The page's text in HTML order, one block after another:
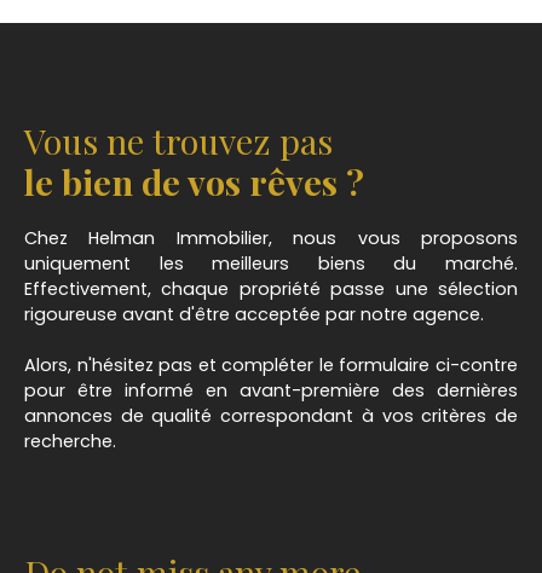
Vous ne trouvez pas
le bien de vos rêves ?
Chez Helman Immobilier, nous vous proposons
uniquement les meilleurs biens du marché.
Effectivement, chaque propriété passe une sélection
rigoureuse avant d'être acceptée par notre agence.
Alors, n'hésitez pas et compléter le formulaire ci-contre
pour être informé en avant-première des dernières
annonces de qualité correspondant à vos critères de
recherche.